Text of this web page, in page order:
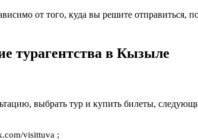
от того, куда вы решите отправиться,
турагентства в Кызыле
выбрать тур и купить билеты,
visittuva ;